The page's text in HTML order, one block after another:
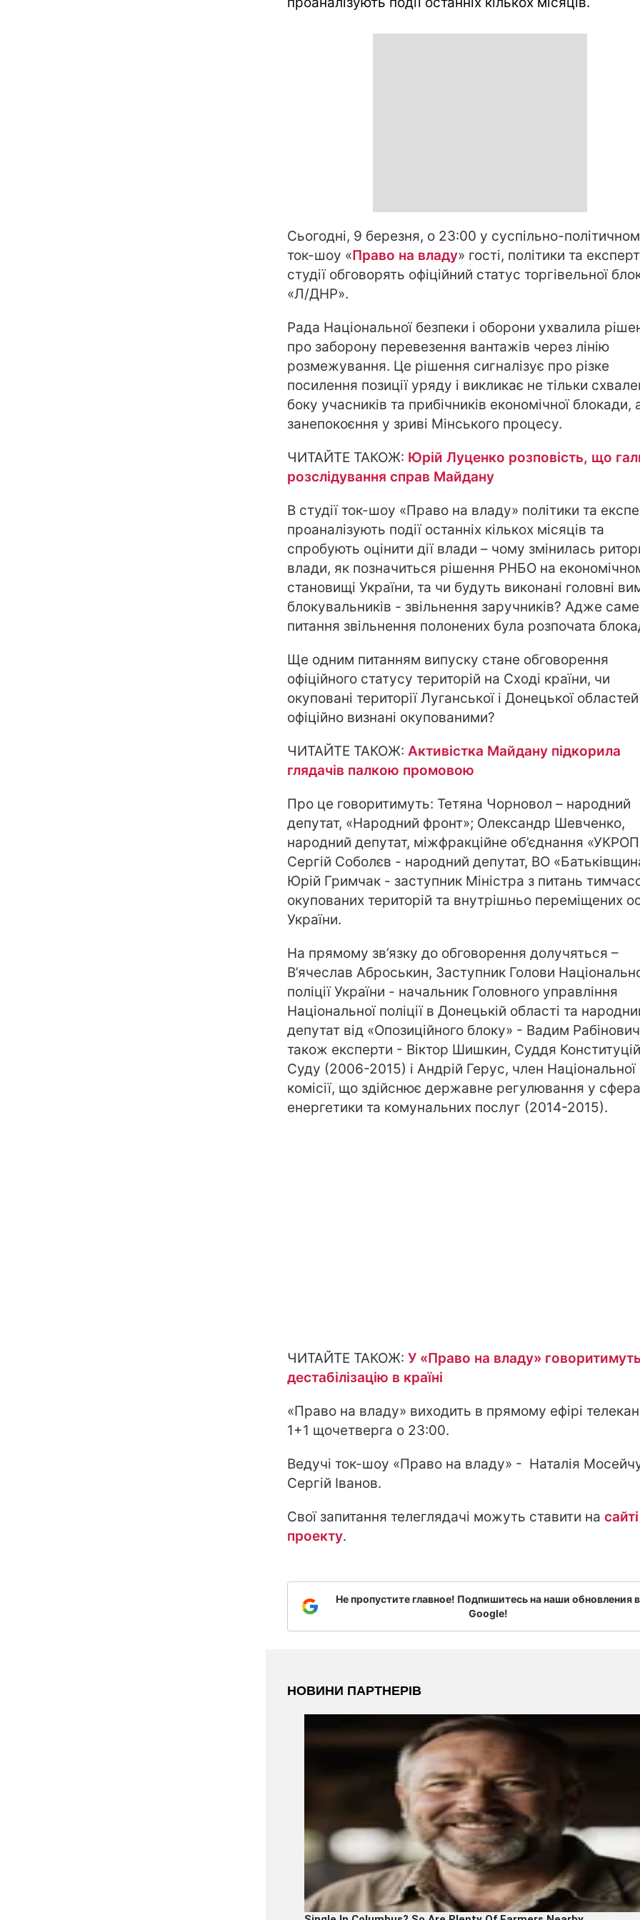
Сьогодні, 9 березня, о 23:00 у суспільно-
ток-шоу «Право на владу» гості, політики та
студії обговорять офіційний статус торгівельної
«Л/ДНР».
Рада Національної безпеки і оборони ухвалила
про заборону перевезення вантажів через лінію
розмежування. Це рішення сигналізує про різке
посилення позиції уряду і викликає не тільки
боку учасників та прибічників економічної блокади,
занепокоєння у зриві Мінського процесу.
ЧИТАЙТЕ ТАКОЖ: Юрій Луценко розповість, що
розслідування справ Майдану
В студії ток-шоу «Право на владу» політики та
проаналізують події останніх кількох місяців та
спробують оцінити дії влади – чому змінилась
влади, як позначиться рішення РНБО на
становищі України, та чи будуть виконані головні
блокувальників - звільнення заручників? Адже
питання звільнення полонених була розпочата
Ще одним питанням випуску стане обговорення
офіційного статусу територій на Сході країни, чи
окуповані території Луганської і Донецької областей
офіційно визнані окупованими?
ЧИТАЙТЕ ТАКОЖ: Активістка Майдану підкорила
глядачів палкою промовою
Про це говоритимуть: Тетяна Чорновол – народний
депутат, «Народний фронт»; Олександр Шевченко,
народний депутат, міжфракційне об’єднання
Сергій Соболєв - народний депутат, ВО
Юрій Гримчак - заступник Міністра з питань
окупованих територій та внутрішньо переміщених
України.
На прямому зв’язку до обговорення долучяться –
В’ячеслав Аброськин, Заступник Голови
поліції України - начальник Головного управління
Національної поліції в Донецькій області та
депутат від «Опозиційного блоку» - Вадим
також експерти - Віктор Шишкин, Суддя
Суду (2006-2015) і Андрій Герус, член Національної
комісії, що здійснює державне регулювання у
енергетики та комунальних послуг (2014-2015).
ЧИТАЙТЕ ТАКОЖ: У «Право на владу»
дестабілізацію в країні
«Право на владу» виходить в прямому ефірі
1+1 щочетверга о 23:00.
Ведучі ток-шоу «Право на владу» - Наталія
Сергій Іванов.
Свої запитання телеглядачі можуть ставити на сайті
проекту.
Не пропустите главное! Подпишитесь на наши обновления в
Google!